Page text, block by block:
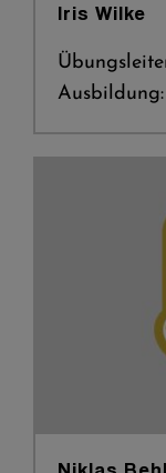
Iris Wilke